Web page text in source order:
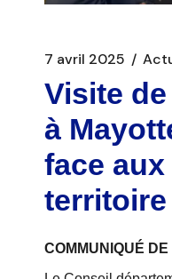
7 avril 2025
Visite
à
face aux
COMMUNIQUÉ